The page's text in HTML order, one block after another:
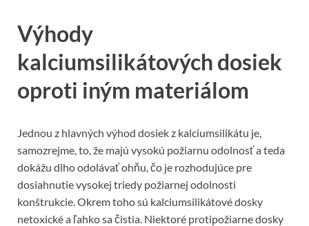
Výhody
kalciumsilikátových dosiek
oproti iným materiálom
Jednou z hlavných výhod dosiek z kalciumsilikátu je,
samozrejme, to, že majú vysokú požiarnu odolnosť a teda
dokážu dlho odolávať ohňu, čo je rozhodujúce pre
dosiahnutie vysokej triedy požiarnej odolnosti
konštrukcie. Okrem toho sú kalciumsilikátové dosky
netoxické a ľahko sa čistia. Niektoré protipožiarne dosky